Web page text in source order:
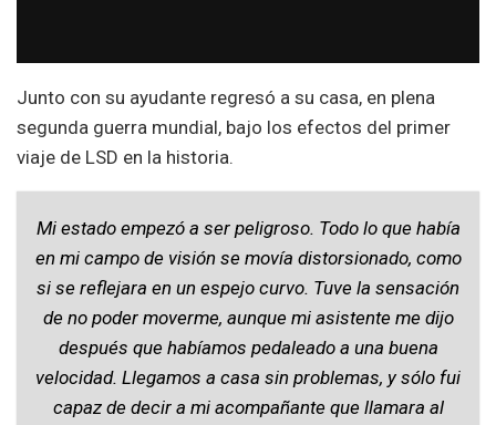
Junto con su ayudante regresó a su casa, en plena
segunda guerra mundial, bajo los efectos del primer
viaje de LSD en la historia.
Mi estado empezó a ser peligroso. Todo lo que había
en mi campo de visión se movía distorsionado, como
si se reflejara en un espejo curvo. Tuve la sensación
de no poder moverme, aunque mi asistente me dijo
después que habíamos pedaleado a una buena
velocidad. Llegamos a casa sin problemas, y sólo fui
capaz de decir a mi acompañante que llamara al